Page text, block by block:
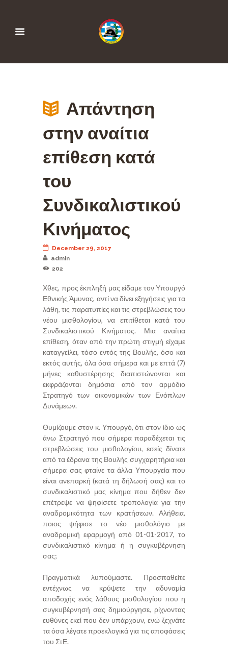
Απάντηση
στην αναίτια
επίθεση κατά
του
Συνδικαλιστικού
Κινήματος
December 29, 2017
admin
202
Χθες, προς έκπληξή μας είδαμε τον Υπουργό
Εθνικής Άμυνας, αντί να δίνει εξηγήσεις για τα
λάθη, τις παρατυπίες και τις στρεβλώσεις του
νέου μισθολογίου, να επιτίθεται κατά του
Συνδικαλιστικού Κινήματος. Μια αναίτια
επίθεση, όταν από την πρώτη στιγμή είχαμε
καταγγείλει, τόσο εντός της Βουλής, όσο και
εκτός αυτής, όλα όσα σήμερα και με επτά (7)
μήνες καθυστέρησης διαπιστώνονται και
εκφράζονται δημόσια από τον αρμόδιο
Στρατηγό των οικονομικών των Ενόπλων
Δυνάμεων.
Θυμίζουμε στον κ. Υπουργό, ότι στον ίδιο ως
άνω Στρατηγό που σήμερα παραδέχεται τις
στρεβλώσεις του μισθολογίου, εσείς δίνατε
από τα έδρανα της Βουλής συγχαρητήρια και
σήμερα σας φταίνε τα άλλα Υπουργεία που
είναι ανεπαρκή (κατά τη δήλωσή σας) και το
συνδικαλιστικό μας κίνημα που δήθεν δεν
επέτρεψε να ψηφίσετε τροπολογία για την
αναδρομικότητα των κρατήσεων. Αλήθεια,
ποιος ψήφισε το νέο μισθολόγιο με
αναδρομική εφαρμογή από 01-01-2017, το
συνδικαλιστικό κίνημα ή η συγκυβέρνηση
σας;
Πραγματικά λυπούμαστε. Προσπαθείτε
εντέχνως να κρύψετε την αδυναμία
αποδοχής ενός λάθους μισθολογίου που η
συγκυβέρνησή σας δημιούργησε, ρίχνοντας
ευθύνες εκεί που δεν υπάρχουν, ενώ ξεχνάτε
τα όσα λέγατε προεκλογικά για τις αποφάσεις
του ΣτΕ.